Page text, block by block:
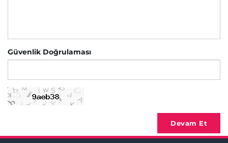
Güvenlik Doğrulaması
Devam Et